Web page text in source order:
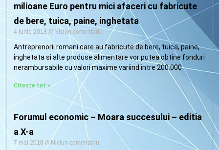
milioane Euro pentru mici afaceri cu fabricute
de bere, tuica, paine, inghetata
4 iunie 2018 Niciun comentariu
Antreprenorii romani care au fabricute de bere, tuica, paine,
inghetata si alte produse alimentare vor putea obtine fonduri
nerambursabile cu valori maxime variind intre 200.000
Citeste tot »
Forumul economic – Moara succesului – editia
a X-a
7 mai 2018 Niciun comentariu